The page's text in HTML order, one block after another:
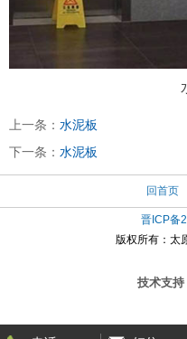
上一条： 水泥板
下一条： 水泥板
回首页
晋ICP备
版权所有： 太
技术支持